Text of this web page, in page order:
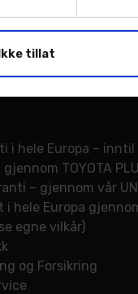
tillat
parkere for
med:
i hele Europa –
TOYOTA
– gjennom vår
i hele Europa
egne vilkår)
og Forsikring